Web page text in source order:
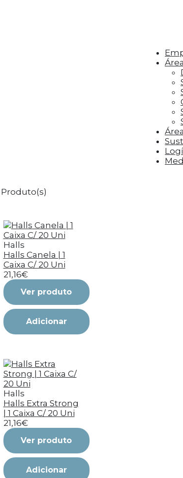
entregar aos visitantes anúncios
Halls
Halls Canela | 1
Caixa C/ 20 Uni
21,16€
Ver produto
Adicionar
Halls
Halls Extra Strong
| 1 Caixa C/ 20 Uni
21,16€
Ver produto
Adicionar